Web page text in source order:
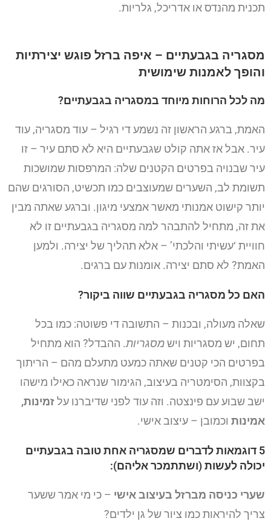
תכנית מהנדס או אדריכל, גלריות.
מסגריה בגבעתיים – איפה ברזל פוגש יצירתיות
והופך לאמנות שימושית
מה לכל הרוחות מיוחד במסגריה בגבעתיים?
האמת, ברגע הראשון זה נשמע די רגיל – עוד מסגריה, עוד
עיר. אבל אז אתה קולט שגבעתיים היא לא סתם עיר – זו
עיר שבנויה בפרטים הקטנים שלה: המרפסות שמושכות
תשומת לב, השערים שמעוצבים כמו תכשיט, הסורגים שהם
יותר קישוט אמנותי מאשר אמצעי מיגון. וברגע שאתה מבין
את זה, מתחיל להתבהר למה מסגריה בגבעתיים זו לא
חוויית ‘עשיתי והלכתי’ – אלא תהליך של יצירה. ולמען
האמת? לא סתם יצירה. אומנות עם ברגים.
האם כל מסגריה בגבעתיים שווה ביקור?
שאלה מעולה, ובכנות – התשובה די פשוטה: כמו בכל
תחום, יש מסגריות וישמסגריות. ההבדל? הוא מתחיל
בפרטים הכי קטנים שאתה כמעט מתעלם מהם – הריתוך
בקצוות, הסימטריה בעיצוב, הגימור שנראה כאילו מישהו
ישב שבוע עם פינצטה. וזה עוד לפני שדיברנו עלזמינות,
אמינות וכמובן – עיצוב אישי.
5 דוגמאות לדברים שמסגריה אחת טובה בגבעתיים
יכולה לעשות (ושתתמכר אליהם):
שערי כניסה מברזל בעיצוב אישי – כי מי אמר ששער
צריך להיראות כמו ציור של גן ילדים?